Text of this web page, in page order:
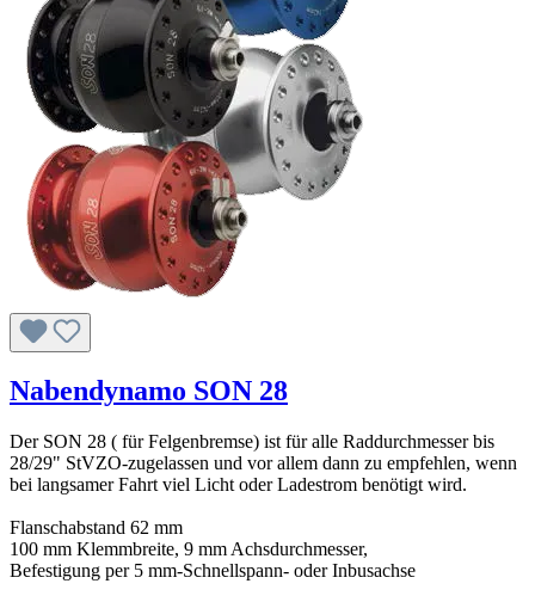
Nabendynamo SON 28
Der SON 28 ( für Felgenbremse) ist für alle Raddurchmesser bis
28/29" StVZO-zugelassen und vor allem dann zu empfehlen, wenn
bei langsamer Fahrt viel Licht oder Ladestrom benötigt wird.
Flanschabstand 62 mm
100 mm Klemmbreite, 9 mm Achsdurchmesser,
Befestigung per 5 mm-Schnellspann- oder Inbusachse